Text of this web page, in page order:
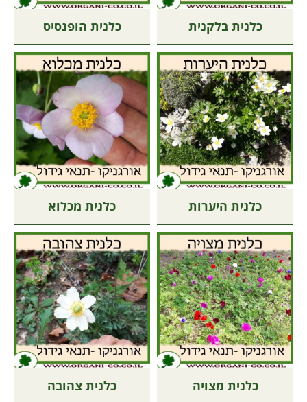
כלנית בלקנית כלנית הופנסיס
כלנית היערות כלנית מכלוא
כלנית מצויה כלנית צהובה